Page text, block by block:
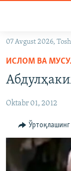
Асосий
навигацияга
ўтинг
Қидиришга
OZODVIDEO
OZODARXIV
ИЖТИМОИЙ
07 Avgust 2026,
ИСЛОМ ВА
Oktabr 01, 2012
Ўртоқлашинг